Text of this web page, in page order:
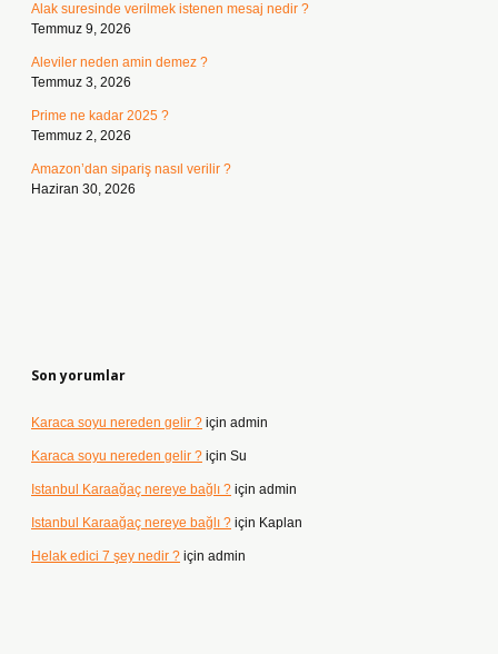
Alak suresinde verilmek istenen mesaj nedir ?
Temmuz 9, 2026
Aleviler neden amin demez ?
Temmuz 3, 2026
Prime ne kadar 2025 ?
Temmuz 2, 2026
Amazon’dan sipariş nasıl verilir ?
Haziran 30, 2026
Son yorumlar
Karaca soyu nereden gelir ? için admin
Karaca soyu nereden gelir ? için Su
Istanbul Karaağaç nereye bağlı ? için admin
Istanbul Karaağaç nereye bağlı ? için Kaplan
Helak edici 7 şey nedir ? için admin